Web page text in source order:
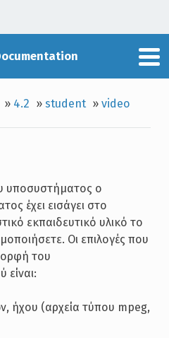
» 4.2 »student »video
υποσυστήματος ο
έχει εισάγει στο
εκπαιδευτικό υλικό το
Οι επιλογές που
του
είναι:
ήχου (αρχεία τύπου mpeg,